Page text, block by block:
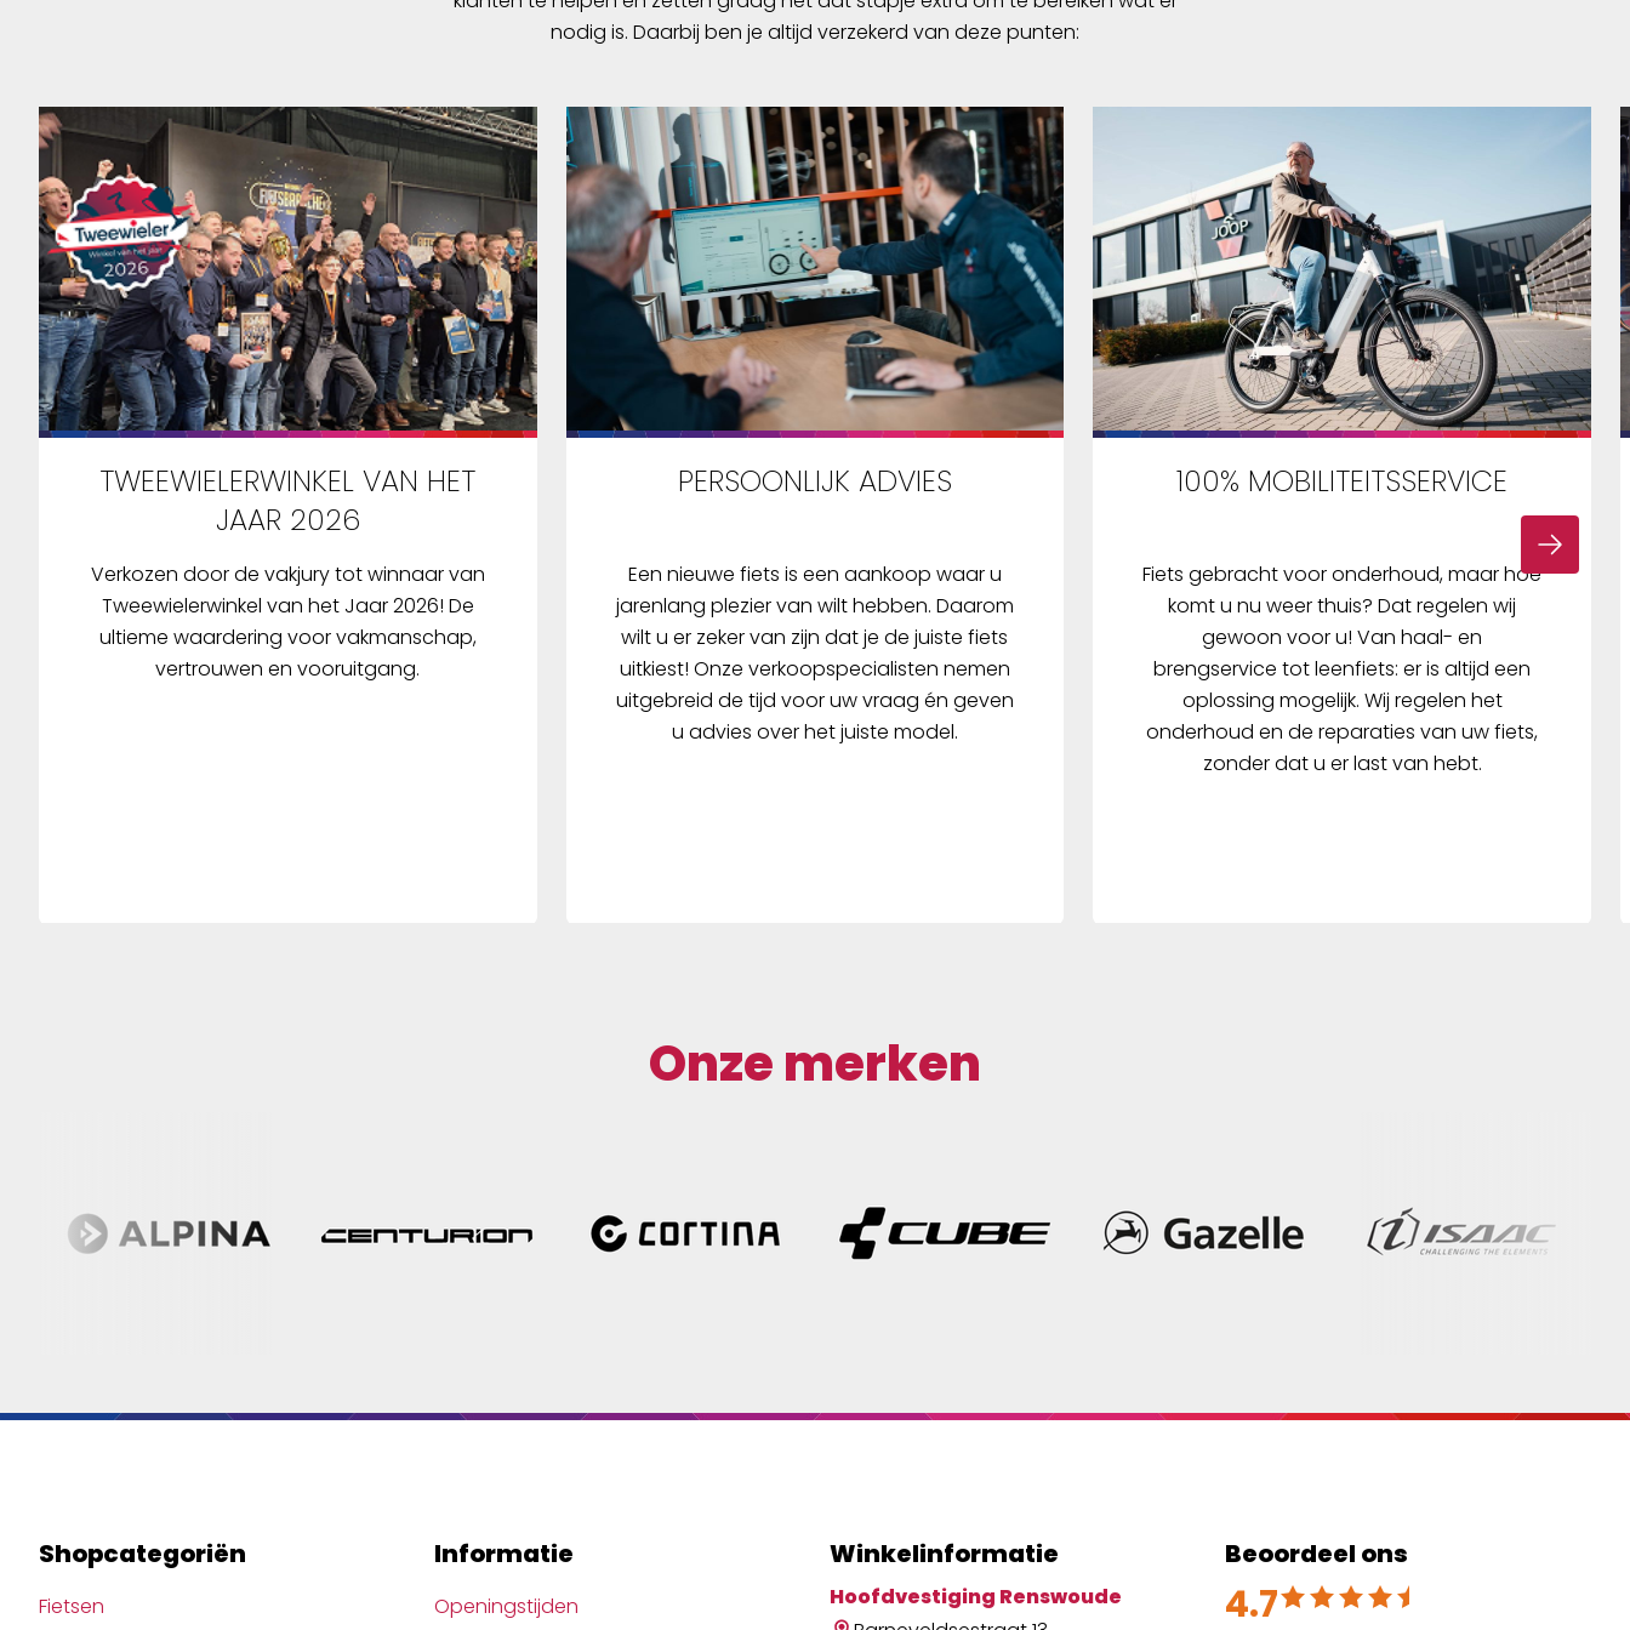
schoudertas gedragen worden.
voor orde en overzicht. Met de
schouderband kan de Back-
schoudertas gedragen worden.
nodig is. Daarbij ben je altijd verzekerd van deze punten:
TWEEWIELERWINKEL VAN HET
JAAR 2026
Verkozen door de vakjury tot winnaar van
Tweewielerwinkel van het Jaar 2026! De
ultieme waardering voor vakmanschap,
vertrouwen en vooruitgang.
PERSOONLIJK ADVIES
Een nieuwe fiets is een aankoop waar u
jarenlang plezier van wilt hebben. Daarom
wilt u er zeker van zijn dat je de juiste fiets
uitkiest! Onze verkoopspecialisten nemen
uitgebreid de tijd voor uw vraag én geven
u advies over het juiste model.
100% MOBILITEITSSERVICE
Fiets gebracht voor onderhoud, maar hoe
komt u nu weer thuis? Dat regelen wij
gewoon voor u! Van haal- en
brengservice tot leenfiets: er is altijd een
oplossing mogelijk. Wij regelen het
onderhoud en de reparaties van uw fiets,
zonder dat u er last van hebt.
Onze merken
Shopcategoriën
Fietsen
Informatie
Openingstijden
Winkelinformatie
Hoofdvestiging Renswoude
Beoordeel ons
4.7
Beoordeeld met 4.7 uit 5